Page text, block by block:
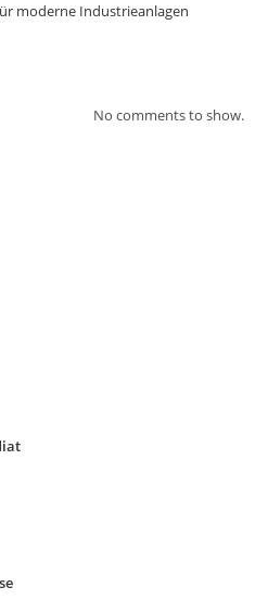
moderne Industrieanlagen
No comments to show.